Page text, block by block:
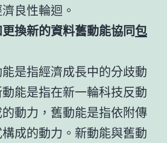
良性輪迴。
換新的資料舊動能協同包
是指經濟成長中的分歧動
能是指在新一輪科技反動
動力，舊動能是指依附傳
成的動力。新動能與舊動